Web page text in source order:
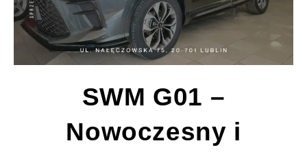
SWM G01 –
Nowoczesny i